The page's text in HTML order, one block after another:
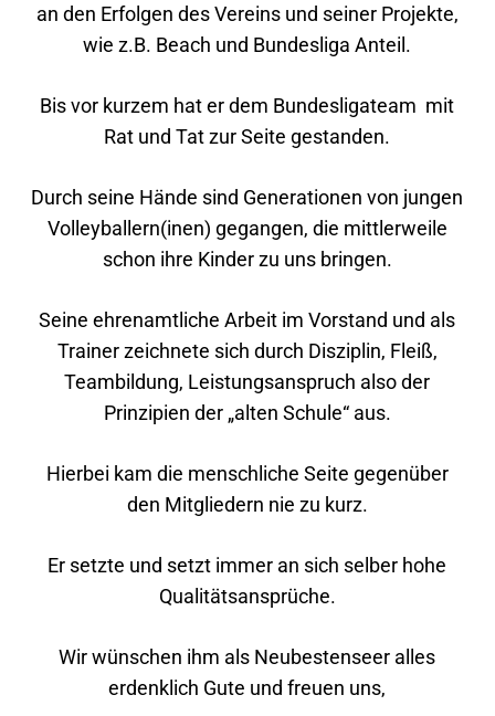
an den Erfolgen des Vereins und seiner Projekte,
wie z.B. Beach und Bundesliga Anteil.
Bis vor kurzem hat er dem Bundesligateam mit
Rat und Tat zur Seite gestanden.
Durch seine Hände sind Generationen von jungen
Volleyballern(inen) gegangen, die mittlerweile
schon ihre Kinder zu uns bringen.
Seine ehrenamtliche Arbeit im Vorstand und als
Trainer zeichnete sich durch Disziplin, Fleiß,
Teambildung, Leistungsanspruch also der
Prinzipien der „alten Schule“ aus.
Hierbei kam die menschliche Seite gegenüber
den Mitgliedern nie zu kurz.
Er setzte und setzt immer an sich selber hohe
Qualitätsansprüche.
Wir wünschen ihm als Neubestenseer alles
erdenklich Gute und freuen uns,